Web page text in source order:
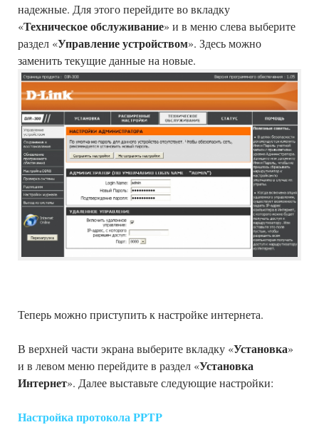
надежные. Для этого перейдите во вкладку
«Техническое обслуживание» и в меню слева выберите
раздел «Управление устройством». Здесь можно
заменить текущие данные на новые.
Теперь можно приступить к настройке интернета.
В верхней части экрана выберите вкладку «Установка»
и в левом меню перейдите в раздел «Установка
Интернет». Далее выставьте следующие настройки:
Настройка протокола PPTP